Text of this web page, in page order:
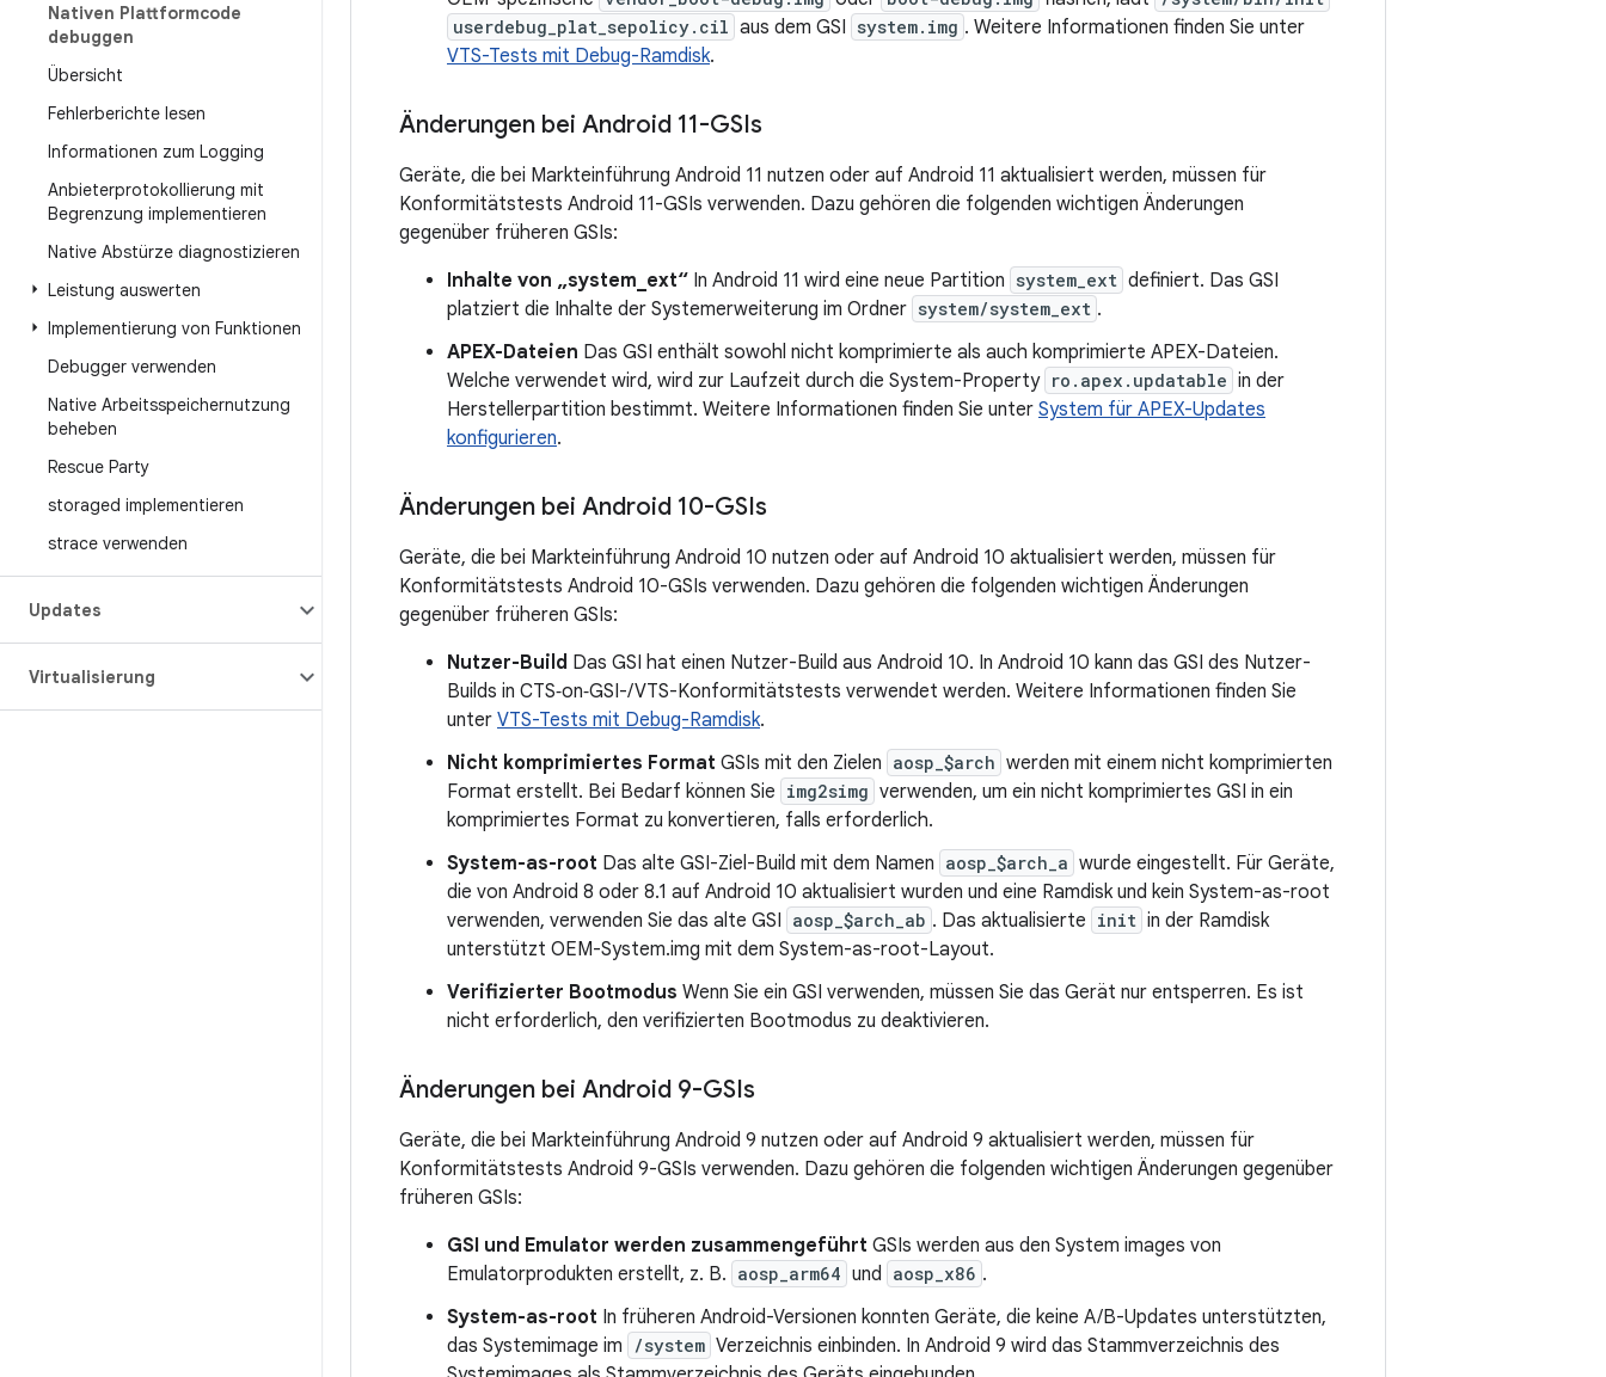
Nativen Plattformcode
debuggen
Übersicht
Fehlerberichte lesen
Informationen zum Logging
Anbieterprotokollierung mit
Begrenzung implementieren
Native Abstürze diagnostizieren
Leistung auswerten
Implementierung von Funktionen
Debugger verwenden
Native Arbeitsspeichernutzung
beheben
Rescue Party
storaged implementieren
strace verwenden
Updates
Virtualisierung
userdebug_plat_sepolicy.cil aus dem GSI system.img . Weitere Informationen finden Sie unter
VTS-Tests mit Debug-Ramdisk.
Änderungen bei Android 11-GSIs
Geräte, die bei Markteinführung Android 11 nutzen oder auf Android 11 aktualisiert werden, müssen für
Konformitätstests Android 11-GSIs verwenden. Dazu gehören die folgenden wichtigen Änderungen
gegenüber früheren GSIs:
Inhalte von „system_ext“ In Android 11 wird eine neue Partition system_ext definiert. Das GSI
platziert die Inhalte der Systemerweiterung im Ordner system/system_ext .
APEX-Dateien Das GSI enthält sowohl nicht komprimierte als auch komprimierte APEX-Dateien.
Welche verwendet wird, wird zur Laufzeit durch die System-Property ro.apex.updatable in der
Herstellerpartition bestimmt. Weitere Informationen finden Sie unter System für APEX-Updates
konfigurieren.
Änderungen bei Android 10-GSIs
Geräte, die bei Markteinführung Android 10 nutzen oder auf Android 10 aktualisiert werden, müssen für
Konformitätstests Android 10-GSIs verwenden. Dazu gehören die folgenden wichtigen Änderungen
gegenüber früheren GSIs:
Nutzer-Build Das GSI hat einen Nutzer-Build aus Android 10. In Android 10 kann das GSI des Nutzer-
Builds in CTS‑on‑GSI-/VTS-Konformitätstests verwendet werden. Weitere Informationen finden Sie
unter VTS-Tests mit Debug-Ramdisk.
Nicht komprimiertes Format GSIs mit den Zielen aosp_$arch werden mit einem nicht komprimierten
Format erstellt. Bei Bedarf können Sie img2simg verwenden, um ein nicht komprimiertes GSI in ein
komprimiertes Format zu konvertieren, falls erforderlich.
System-as-root Das alte GSI-Ziel-Build mit dem Namen aosp_$arch_a wurde eingestellt. Für Geräte,
die von Android 8 oder 8.1 auf Android 10 aktualisiert wurden und eine Ramdisk und kein System-as-root
verwenden, verwenden Sie das alte GSI aosp_$arch_ab . Das aktualisierte init in der Ramdisk
unterstützt OEM-System.img mit dem System-as-root-Layout.
Verifizierter Bootmodus Wenn Sie ein GSI verwenden, müssen Sie das Gerät nur entsperren. Es ist
nicht erforderlich, den verifizierten Bootmodus zu deaktivieren.
Änderungen bei Android 9-GSIs
Geräte, die bei Markteinführung Android 9 nutzen oder auf Android 9 aktualisiert werden, müssen für
Konformitätstests Android 9-GSIs verwenden. Dazu gehören die folgenden wichtigen Änderungen gegenüber
früheren GSIs:
GSI und Emulator werden zusammengeführt GSIs werden aus den System images von
Emulatorprodukten erstellt, z. B. aosp_arm64 und aosp_x86 .
System-as-root In früheren Android-Versionen konnten Geräte, die keine A/B-Updates unterstützten,
das Systemimage im
/system Verzeichnis einbinden. In Android 9 wird das Stammverzeichnis des